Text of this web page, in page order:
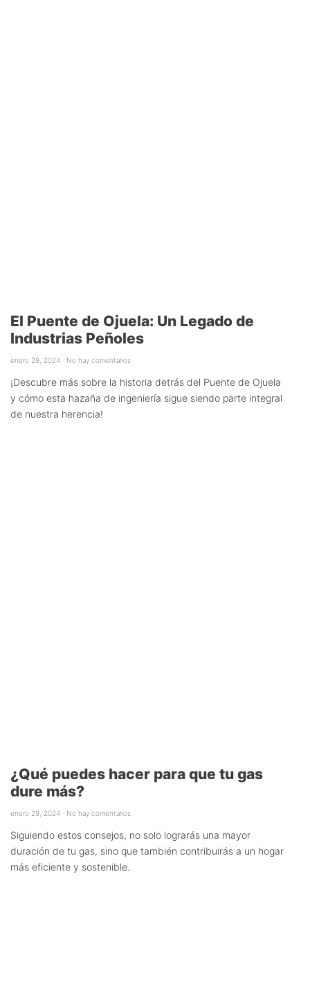
El Puente de Ojuela: Un Legado de
Industrias Peñoles
enero 29, 2024 No hay comentarios
¡Descubre más sobre la historia detrás del Puente de Ojuela
y cómo esta hazaña de ingeniería sigue siendo parte integral
de nuestra herencia!
¿Qué puedes hacer para que tu gas
dure más?
enero 29, 2024 No hay comentarios
Siguiendo estos consejos, no solo lograrás una mayor
duración de tu gas, sino que también contribuirás a un hogar
más eficiente y sostenible.